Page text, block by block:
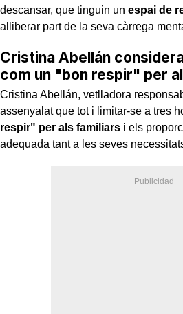
descansar, que tinguin un espai de
alliberar part de la seva càrrega
Cristina Abellán
com un "bon respir" per
Cristina Abellán, vetlladora
assenyalat que tot i limitar-se a tres
respir" per als familiars i els
adequada tant a les seves